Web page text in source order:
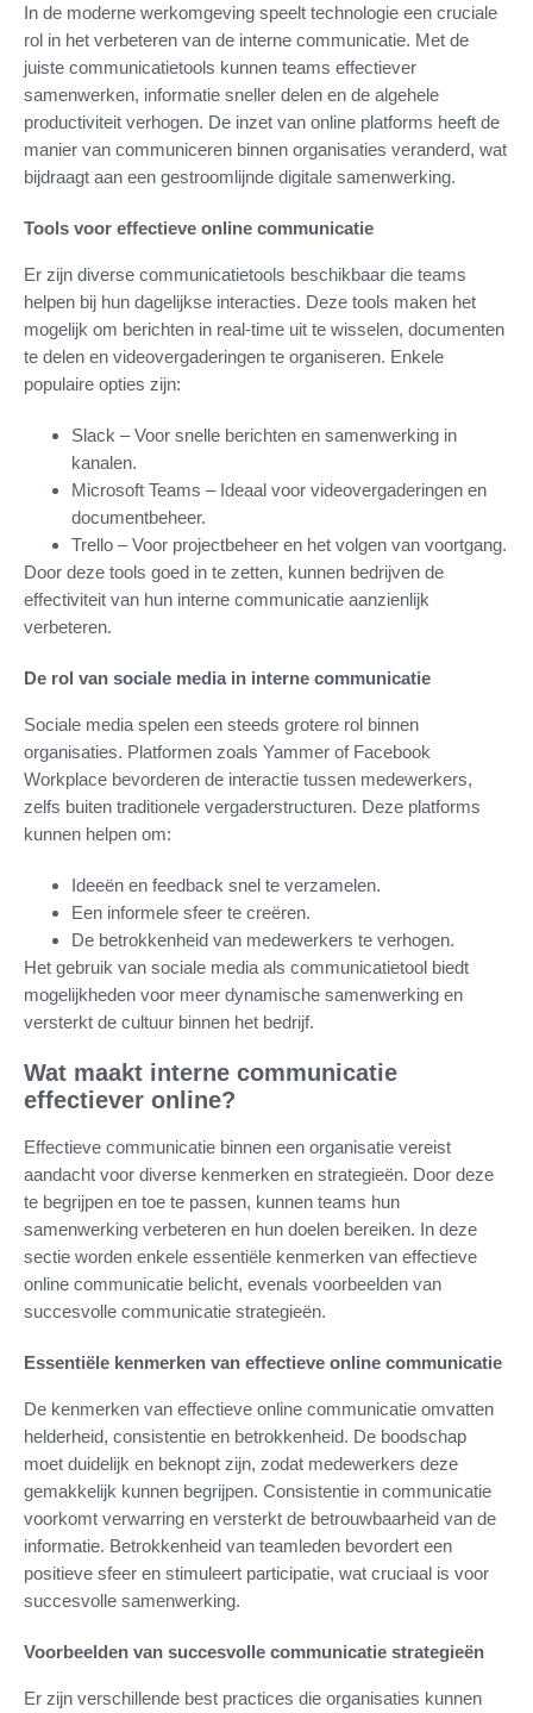
In de moderne werkomgeving speelt technologie een cruciale
rol in het verbeteren van de interne communicatie. Met de
juiste communicatietools kunnen teams effectiever
samenwerken, informatie sneller delen en de algehele
productiviteit verhogen. De inzet van online platforms heeft de
manier van communiceren binnen organisaties veranderd, wat
bijdraagt aan een gestroomlijnde digitale samenwerking.
Tools voor effectieve online communicatie
Er zijn diverse communicatietools beschikbaar die teams
helpen bij hun dagelijkse interacties. Deze tools maken het
mogelijk om berichten in real-time uit te wisselen, documenten
te delen en videovergaderingen te organiseren. Enkele
populaire opties zijn:
Slack – Voor snelle berichten en samenwerking in
kanalen.
Microsoft Teams – Ideaal voor videovergaderingen en
documentbeheer.
Trello – Voor projectbeheer en het volgen van voortgang.
Door deze tools goed in te zetten, kunnen bedrijven de
effectiviteit van hun interne communicatie aanzienlijk
verbeteren.
De rol van sociale media in interne communicatie
Sociale media spelen een steeds grotere rol binnen
organisaties. Platformen zoals Yammer of Facebook
Workplace bevorderen de interactie tussen medewerkers,
zelfs buiten traditionele vergaderstructuren. Deze platforms
kunnen helpen om:
Ideeën en feedback snel te verzamelen.
Een informele sfeer te creëren.
De betrokkenheid van medewerkers te verhogen.
Het gebruik van sociale media als communicatietool biedt
mogelijkheden voor meer dynamische samenwerking en
versterkt de cultuur binnen het bedrijf.
Wat maakt interne communicatie
effectiever online?
Effectieve communicatie binnen een organisatie vereist
aandacht voor diverse kenmerken en strategieën. Door deze
te begrijpen en toe te passen, kunnen teams hun
samenwerking verbeteren en hun doelen bereiken. In deze
sectie worden enkele essentiële kenmerken van effectieve
online communicatie belicht, evenals voorbeelden van
succesvolle communicatie strategieën.
Essentiële kenmerken van effectieve online communicatie
De kenmerken van effectieve online communicatie omvatten
helderheid, consistentie en betrokkenheid. De boodschap
moet duidelijk en beknopt zijn, zodat medewerkers deze
gemakkelijk kunnen begrijpen. Consistentie in communicatie
voorkomt verwarring en versterkt de betrouwbaarheid van de
informatie. Betrokkenheid van teamleden bevordert een
positieve sfeer en stimuleert participatie, wat cruciaal is voor
succesvolle samenwerking.
Voorbeelden van succesvolle communicatie strategieën
Er zijn verschillende best practices die organisaties kunnen